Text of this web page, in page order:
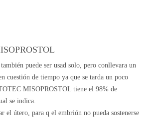
puede ser usad solo, pero conllevara un
cuestión de tiempo ya que se tarda un poco
MISOPROSTOL tiene el 98% de
se indica.
el útero, para q el embrión no pueda sostenerse